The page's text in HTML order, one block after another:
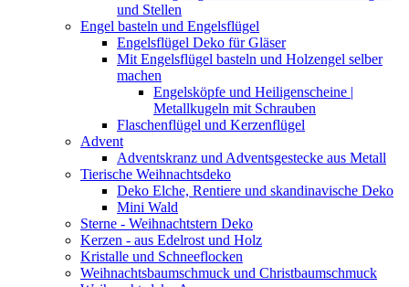
und Stellen
Engel basteln und Engelsflügel
Engelsflügel Deko für Gläser
Mit Engelsflügel basteln und Holzengel selber
machen
Engelsköpfe und Heiligenscheine |
Metallkugeln mit Schrauben
Flaschenflügel und Kerzenflügel
Advent
Adventskranz und Adventsgestecke aus Metall
Tierische Weihnachtsdeko
Deko Elche, Rentiere und skandinavische Deko
Mini Wald
Sterne - Weihnachtstern Deko
Kerzen - aus Edelrost und Holz
Kristalle und Schneeflocken
Weihnachtsbaumschmuck und Christbaumschmuck